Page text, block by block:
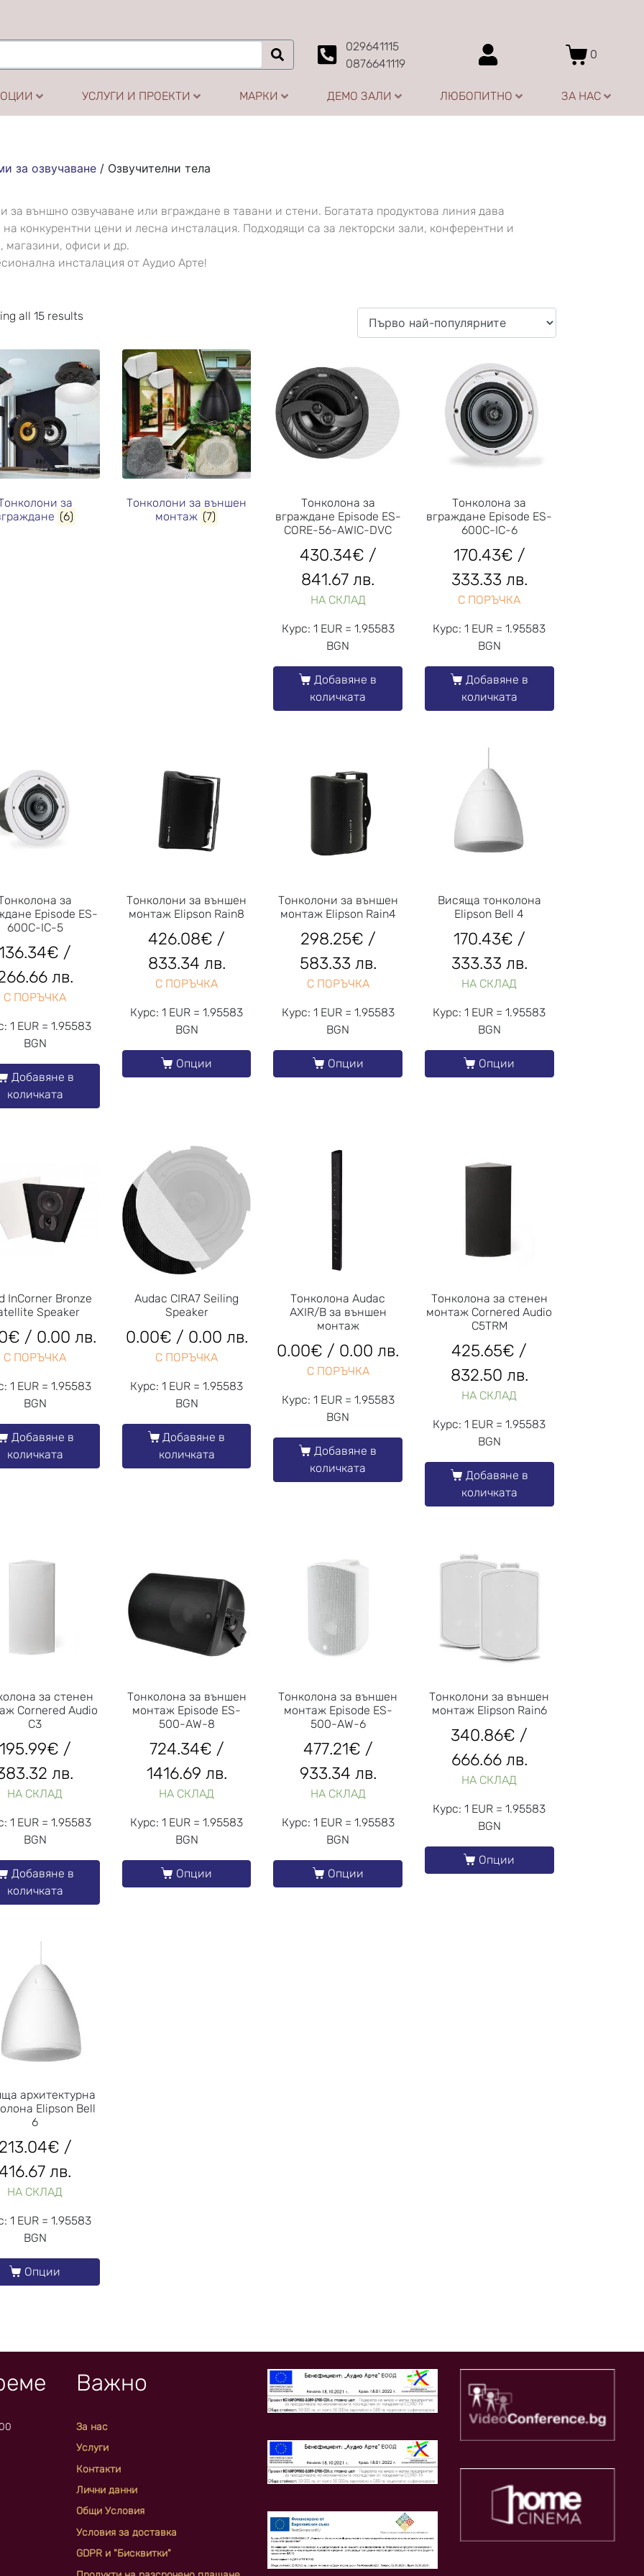
029641115
0876641119
0
УСЛУГИ И ПРОЕКТИ МАРКИ ДЕМО ЗАЛИ ЛЮБОПИТНО ЗА НАС
за озвучаване / Озвучителни тела
външно озвучаване или вграждане в тавани и стени. Богатата продуктова линия дава
конкурентни цени и лесна инсталация. Подходящи са за лекторски зали, конферентни и
магазини, офиси и др.
инсталация от Аудио Арте!
all 15 results
за
(6)
Тонколони за външен
монтаж (7)
Тонколона за
вграждане Episode ES-
CORE-56-AWIC-DVC
430.34€ /
841.67 лв.
НА СКЛАД
Курс: 1 EUR = 1.95583
BGN
Добавяне в
количката
Тонколона за
вграждане Episode ES-
600C-IC-6
170.43€ /
333.33 лв.
С ПОРЪЧКА
Курс: 1 EUR = 1.95583
BGN
Добавяне в
количката
за
Episode ES-
600C-IC-5
€ /
лв.
С ПОРЪЧКА
1 EUR = 1.95583
BGN
Добавяне в
количката
Tонколони за външен
монтаж Elipson Rain8
426.08€ /
833.34 лв.
С ПОРЪЧКА
Курс: 1 EUR = 1.95583
BGN
Опции
Тонколони за външен
монтаж Elipson Rain4
298.25€ /
583.33 лв.
С ПОРЪЧКА
Курс: 1 EUR = 1.95583
BGN
Опции
Висяща тонколона
Elipson Bell 4
170.43€ /
333.33 лв.
НА СКЛАД
Курс: 1 EUR = 1.95583
BGN
Опции
InCorner Bronze
Speaker
€ / 0.00 лв.
С ПОРЪЧКА
1 EUR = 1.95583
BGN
Добавяне в
количката
Audac CIRA7 Seiling
Speaker
0.00€ / 0.00 лв.
С ПОРЪЧКА
Курс: 1 EUR = 1.95583
BGN
Добавяне в
количката
Тонколона Audac
AXIR/B за външен
монтаж
0.00€ / 0.00 лв.
С ПОРЪЧКА
Курс: 1 EUR = 1.95583
BGN
Добавяне в
количката
Тонколона за стенен
монтаж Cornered Audio
C5TRM
425.65€ /
832.50 лв.
НА СКЛАД
Курс: 1 EUR = 1.95583
BGN
Добавяне в
количката
за стенен
Cornered Audio
C3
€ /
лв.
НА СКЛАД
1 EUR = 1.95583
BGN
Добавяне в
количката
Тонколона за външен
монтаж Episode ES-
500-AW-8
724.34€ /
1416.69 лв.
НА СКЛАД
Курс: 1 EUR = 1.95583
BGN
Опции
Тонколона за външен
монтаж Episode ES-
500-AW-6
477.21€ /
933.34 лв.
НА СКЛАД
Курс: 1 EUR = 1.95583
BGN
Опции
Тонколони за външен
монтаж Elipson Rain6
340.86€ /
666.66 лв.
НА СКЛАД
Курс: 1 EUR = 1.95583
BGN
Опции
архитектурна
Elipson Bell
6
€ /
лв.
НА СКЛАД
1 EUR = 1.95583
BGN
Опции
Важно
За нас
Услуги
Контакти
Лични данни
Общи Условия
Условия за доставка
GDPR и "Бисквитки"